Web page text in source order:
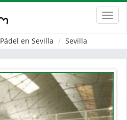
Pádel en Sevilla Sevilla